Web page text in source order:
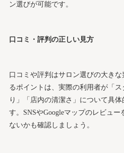
ン選びが可能です。
口コミ・評判の正しい見方
口コミや評判はサロン選びの大き
るポイントは、実際の利用者が「
り」「店内の清潔さ」について具
す。SNSやGoogleマップのレビュ
ないかも確認しましょう。